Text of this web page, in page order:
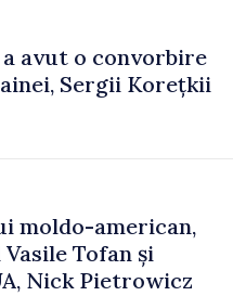
avut o convorbire
Sergii Korețkii
moldo-american,
Tofan și
Nick Pietrowicz